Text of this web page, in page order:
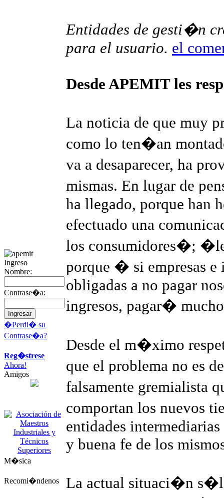
Ingreso
Nombre:
Contrase�a:
�Perdi� su
Contrase�a?
Reg�strese
Ahora!
Amigos
M�sica
Recomi�ndenos
Entidades de gesti�n
para el usuario. el
Desde APEMIT les
La noticia de que muy
como lo ten�an
va a desaparecer, ha
mismas. En lugar de
ha llegado, porque han
efectuado una
los consumidores�;
porque � si empresas
obligadas a no pagar
ingresos, pagar�
Desde el m�ximo
que el problema no es
falsamente gremialista
comportan los nuevos
entidades
y buena fe de los
La actual situaci�n